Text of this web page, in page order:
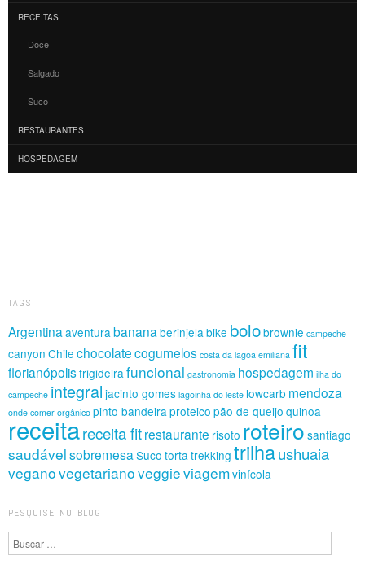
RECEITAS
Doce
Salgado
Suco
RESTAURANTES
HOSPEDAGEM
TAGS
Argentina aventura banana berinjela bike bolobrownie campeche
canyon Chile chocolatecogumelos costa da lagoa emiliana fit
florianópolisfrigideira funcional gastronomia hospedagem ilha do
campeche integral jacinto gomes lagoinha do leste lowcarb mendoza
onde comer orgânico pinto bandeira proteico pão de queijo quinoa
receitareceita fitrestaurante risoto roteiro santiago
saudávelsobremesa Suco torta trekking trilhaushuaia
veganovegetarianoveggieviagemvinícola
PESQUISE NO BLOG
Pesquisa